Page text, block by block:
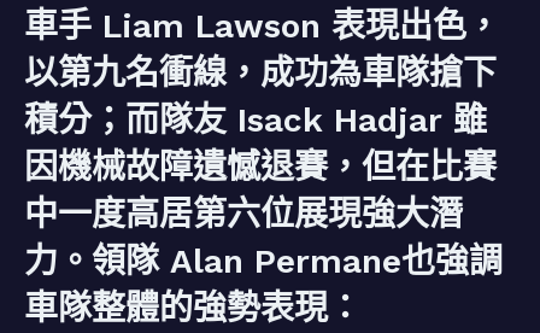
車手 Liam Lawson 表現出色，
以第九名衝線，成功為車隊搶下
積分；而隊友 Isack Hadjar 雖
因機械故障遺憾退賽，但在比賽
中一度高居第六位展現強大潛
力。領隊 Alan Permane也強調
車隊整體的強勢表現：